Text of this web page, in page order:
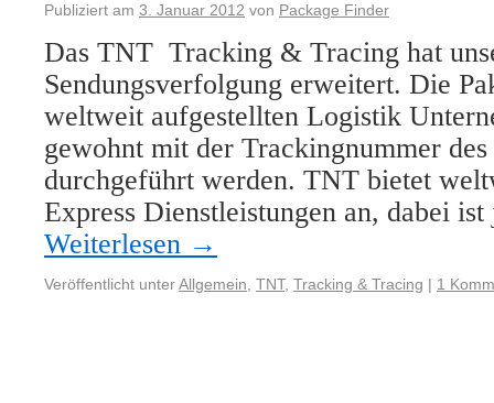
Publiziert am 3. Januar 2012 von Package Finder
Das TNT Tracking & Tracing hat
Sendungsverfolgung erweitert. Die
weltweit aufgestellten Logistik
gewohnt mit der Trackingnummer
durchgeführt werden. TNT bietet
Express Dienstleistungen an, dabei
Weiterlesen →
Veröffentlicht unterAllgemein TNT, Tracking & Tracing | 1